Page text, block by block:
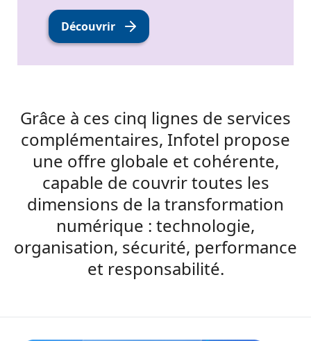
Découvrir
Grâce à ces cinq lignes de services
complémentaires, Infotel propose
une offre globale et cohérente,
capable de couvrir toutes les
dimensions de la transformation
numérique : technologie,
organisation, sécurité, performance
et responsabilité.​